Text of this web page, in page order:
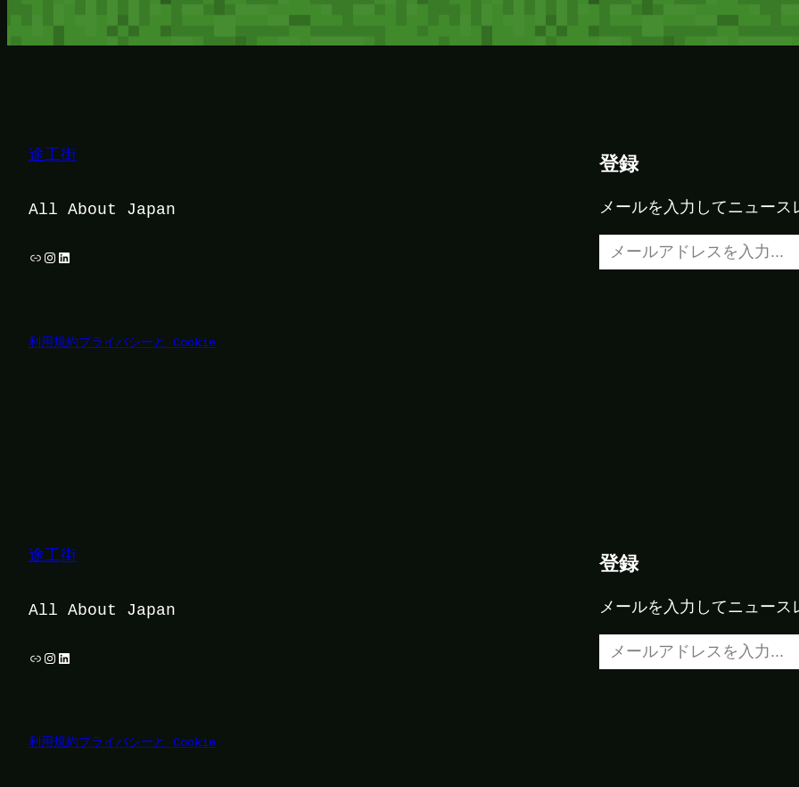
途工街
All About Japan
リンク Instagram LinkedIn
登録
メールを入力してニュース
メールアドレスを入力…
利用規約プライバシーと Cookie
途工街
All About Japan
リンク Instagram LinkedIn
登録
メールを入力してニュース
メールアドレスを入力…
利用規約プライバシーと Cookie